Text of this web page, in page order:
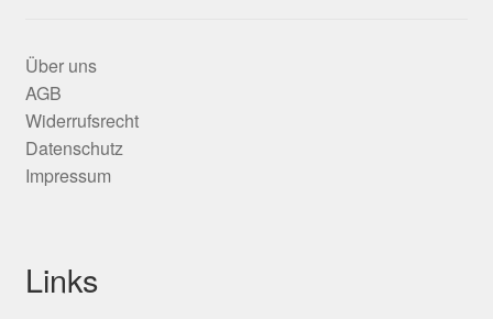
Über uns
AGB
Widerrufsrecht
Datenschutz
Impressum
Links